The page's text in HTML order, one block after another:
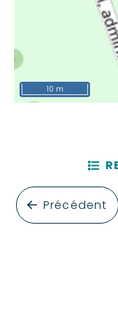
10 m
Précédent